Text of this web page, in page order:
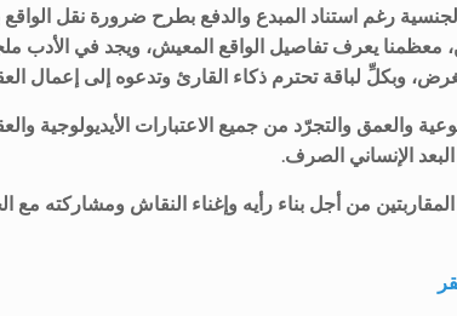
الجنسية رغم استناد المبدع والدفع بطرح ضرورة نقل
معظمنا يعرف تفاصيل الواقع المعيش، ويجد في الأدب
وبكلِّ لباقة تحترم ذكاء القارئ وتدعوه إلى إعمال
والعمق والتجرّد من جميع الاعتبارات الأيديولوجية
الإنساني الصرف.
المقاربتين من أجل بناء رأيه وإغناء النقاش ومشاركته